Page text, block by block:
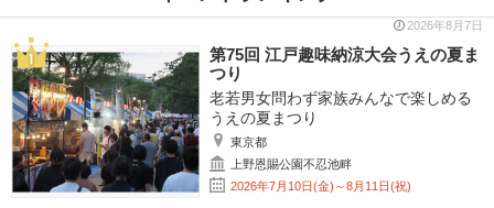
2026年8月7日
第75回 江戸趣味納涼大会うえの夏ま
つり
老若男女問わず家族みんなで楽しめる
うえの夏まつり
東京都
上野恩賜公園不忍池畔
2026年7月10日(金)～8月11日(祝)